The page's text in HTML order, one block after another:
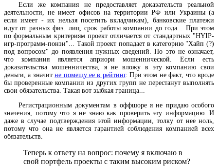
Если же компания не предоставляет доказательств реальной
деятельности, не имеет офисов на территории РФ или Украины (а
если имеет - их нельзя посетить вкладчикам), банковские платежи
идут от разных физ. лиц, срок работы компании до года... При этом
по формальным критериям проект отличается от стандартных "HYIP-
игр-программ-понзи"... Такой проект попадает в категорию "Хайп (?)
под вопросом" до появления нужных сведений. Но это не означает,
что компания является априори мошеннической. Если есть
доказательства мошенничества, я не вложу в эту компанию свои
деньги, а значитне помещу ее в рейтинг. При этом не факт, что вроде
бы проверенные компании из других групп не перестанут выполнять
свои обязательства. Такая вот зыбкая граница...
Регистрационным документам в оффшоре я не придаю особого
значения, потому что я не знаю как проверить эту информацию. И
даже в случае подтверждения этой информации, толку от нее ноль,
потому что она не является гарантией соблюдения компанией всех
обязательств.
Теперь к ответу на вопрос: почему я включаю в
свой портфель проекты с таким высоким риском?